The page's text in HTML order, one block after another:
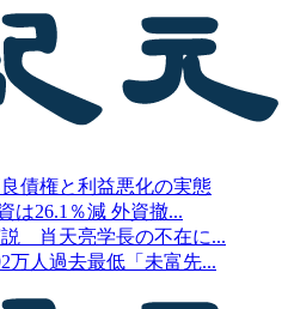
債権と利益悪化の実態
は26.1％減 外資撤...
肖天亮学長の不在に...
万人過去最低「未富先...